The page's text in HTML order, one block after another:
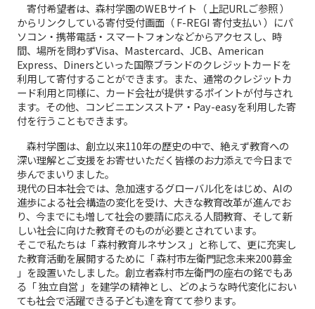
寄付希望者は、森村学園のWEBサイト（ 上記URLご参照 ）
からリンクしている寄付受付画面（ F-REGI 寄付支払い ）にパ
ソコン・携帯電話・スマートフォンなどからアクセスし、時
間、場所を問わずVisa、Mastercard、JCB、American
Express、Dinersといった国際ブランドのクレジットカードを
利用して寄付することができます。また、通常のクレジットカ
ード利用と同様に、カード会社が提供するポイントが付与され
ます。その他、コンビニエンスストア・Pay-easyを利用した寄
付を行うこともできます。
森村学園は、創立以来110年の歴史の中で、絶えず教育への
深い理解とご支援をお寄せいただく皆様のお力添えで今日まで
歩んでまいりました。
現代の日本社会では、急加速するグローバル化をはじめ、AIの
進歩による社会構造の変化を受け、大きな教育改革が進んでお
り、今までにも増して社会の要請に応える人間教育、そして新
しい社会に向けた教育そのものが必要とされています。
そこで私たちは「 森村教育ルネサンス 」と称して、更に充実し
た教育活動を展開するために「 森村市左衛門記念未来200募金
」を設置いたしました。創立者森村市左衛門の座右の銘でもあ
る「 独立自営 」を建学の精神とし、どのような時代変化におい
ても社会で活躍できる子ども達を育てて参ります。